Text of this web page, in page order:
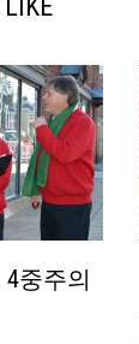
4중주의